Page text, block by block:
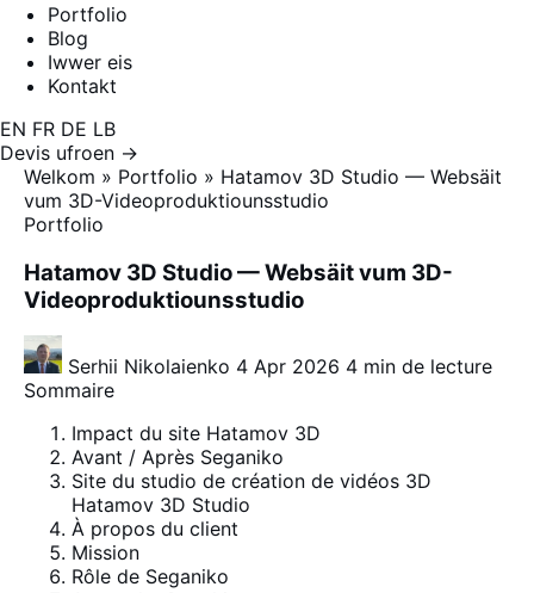
Portfolio
Blog
Iwwer eis
Kontakt
EN FR DE LB
Devis ufroen →
Welkom » Portfolio » Hatamov 3D Studio — Websäit
vum 3D-Videoproduktiounsstudio
Portfolio
Hatamov 3D Studio — Websäit vum 3D-
Videoproduktiounsstudio
Serhii Nikolaienko 4 Apr 2026 4 min de lecture
Sommaire
Impact du site Hatamov 3D
Avant / Après Seganiko
Site du studio de création de vidéos 3D
Hatamov 3D Studio
À propos du client
Mission
Rôle de Seganiko